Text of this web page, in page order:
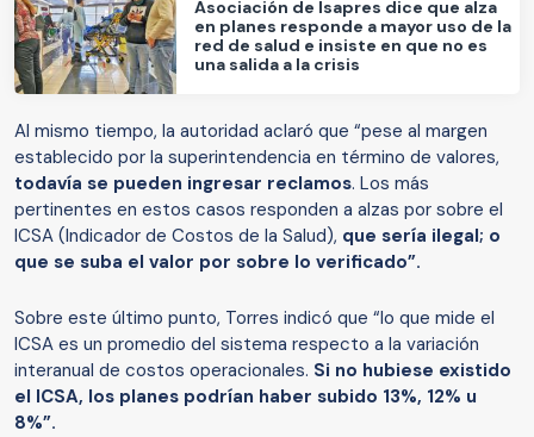
Asociación de Isapres dice que alza
en planes responde a mayor uso de la
red de salud e insiste en que no es
una salida a la crisis
Al mismo tiempo, la autoridad aclaró que “pese al margen
establecido por la superintendencia en término de valores,
todavía se pueden ingresar reclamos. Los más
pertinentes en estos casos responden a alzas por sobre el
ICSA (Indicador de Costos de la Salud), que sería ilegal; o
que se suba el valor por sobre lo verificado”.
Sobre este último punto, Torres indicó que “lo que mide el
ICSA es un promedio del sistema respecto a la variación
interanual de costos operacionales. Si no hubiese existido
el ICSA, los planes podrían haber subido 13%, 12% u
8%”.